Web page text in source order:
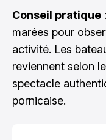
Conseil pratique
marées pour
activité. Les
reviennent selon
spectacle
pornicaise.